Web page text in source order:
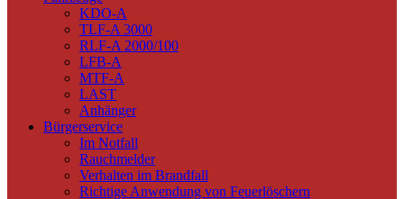
KDO-A
TLF-A 3000
RLF-A 2000/100
LFB-A
MTF-A
LAST
Anhänger
Bürgerservice
Im Notfall
Rauchmelder
Verhalten im Brandfall
Richtige Anwendung von Feuerlöschern